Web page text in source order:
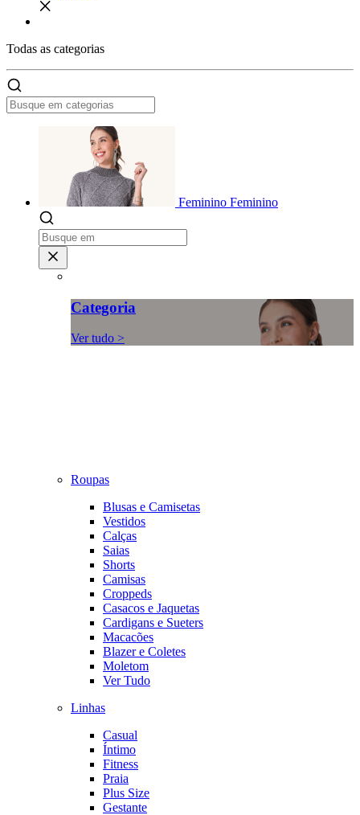
Todas as categorias
Feminino Feminino
Categoria
Ver tudo >
Roupas
Blusas e Camisetas
Vestidos
Calças
Saias
Shorts
Camisas
Croppeds
Casacos e Jaquetas
Cardigans e Sueters
Macacões
Blazer e Coletes
Moletom
Ver Tudo
Linhas
Casual
Íntimo
Fitness
Praia
Plus Size
Gestante